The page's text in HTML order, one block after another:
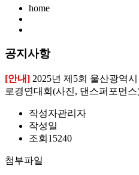
home
공지사항
[안내] 2025년 제5회 울산광역
로경연대회(사진, 댄스퍼포먼
작성자관리자
작성일
조회 15240
첨부파일